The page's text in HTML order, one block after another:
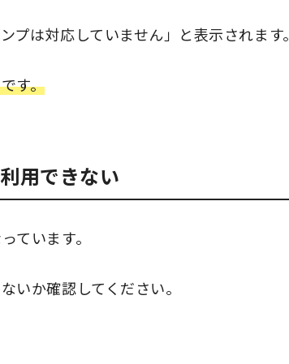
プは対応していません」と表示されます。
す。
用できない
ています。
いか確認してください。